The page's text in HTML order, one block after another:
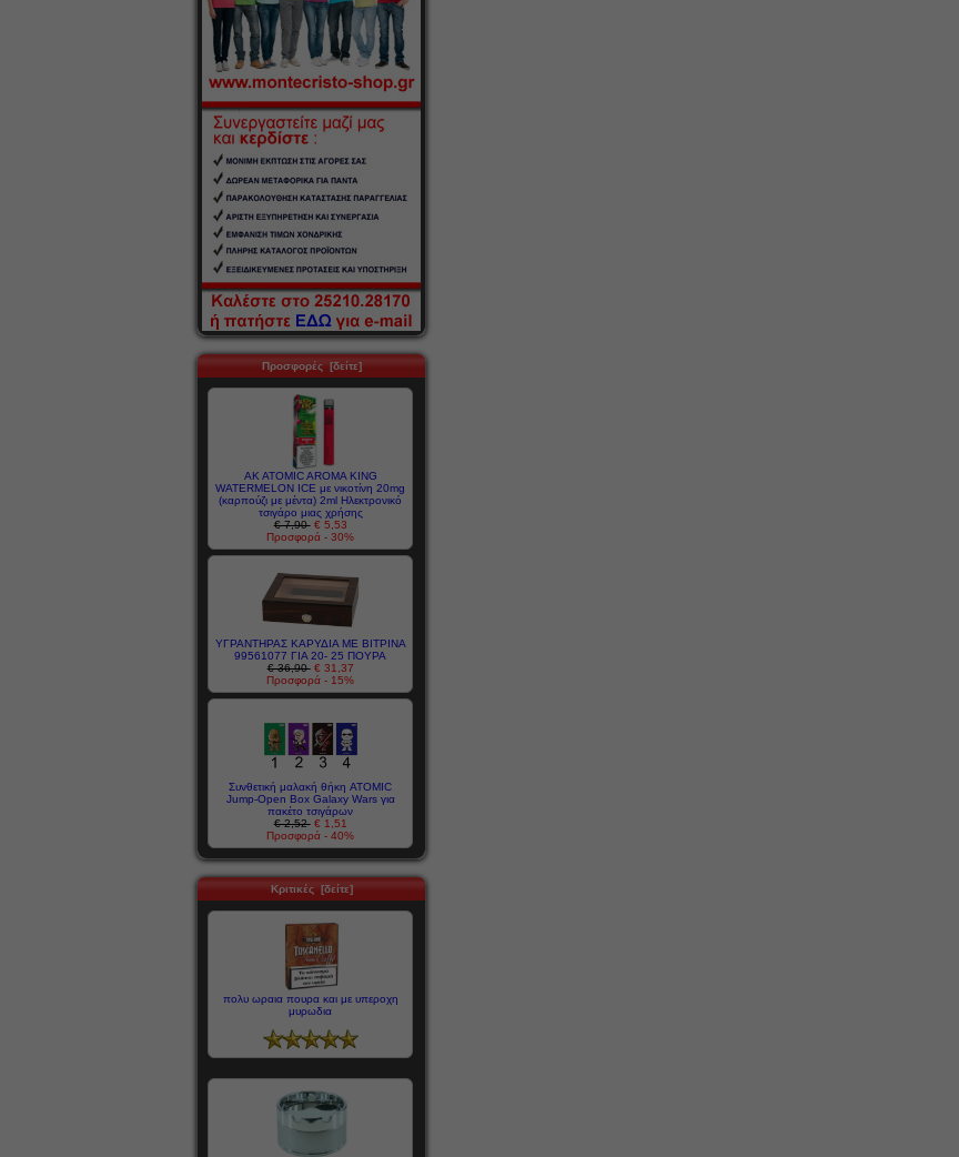
Προσφορές [δείτε]
AK ATOMIC AROMA KING
WATERMELON ICE με νικοτίνη 20mg
(καρπούζι με μέντα) 2ml Ηλεκτρονικό
τσιγάρο μιας χρήσης
€ 7,90 € 5,53
Προσφορά - 30%
ΥΓΡΑΝΤΗΡΑΣ ΚΑΡΥΔΙΑ ΜΕ ΒΙΤΡΙΝΑ
99561077 ΓΙΑ 20- 25 ΠΟΥΡΑ
€ 36,90 € 31,37
Προσφορά - 15%
Συνθετική μαλακή θήκη ATOMIC
Jump-Open Box Galaxy Wars για
πακέτο τσιγάρων
€ 2,52 € 1,51
Προσφορά - 40%
Κριτικές [δείτε]
πολυ ωραια πουρα και με υπεροχη
μυρωδια